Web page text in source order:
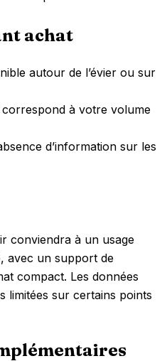
achat
autour de l’évier ou sur
à votre volume
d’information sur les
conviendra à un usage
avec un support de
compact. Les données
limitées sur certains points